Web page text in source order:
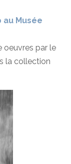
au Musée
oeuvres par le
la collection